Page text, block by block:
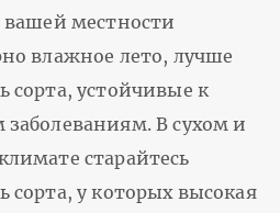
вашей местности
влажное лето, лучше
сорта, устойчивые к
В сухом и
старайтесь
сорта, у которых высокая